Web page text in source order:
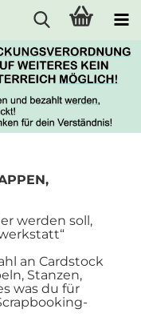
werden soll,
an Cardstock
Stanzen,
was du für